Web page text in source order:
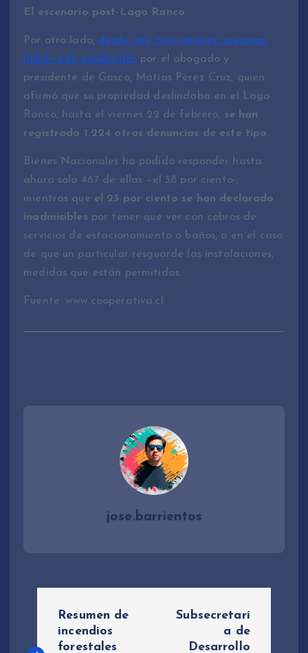
El escenario post-Lago Ranco
Por otro lado, desde que tres mujeres acusaran
haber sido expulsadas por el abogado y
presidente de Gasco, Matías Pérez Cruz, quien
afirmó que su propiedad deslindaba en el Lago
Ranco, hasta el viernes 22 de febrero, se han
registrado 1.224 otras denuncias de este tipo.
Bienes Nacionales ha podido responder hasta
ahora solo 467 de ellas –el 38 por ciento-,
mientras que el 23 por ciento se han declarado
inadmisibles por tener que ver con cobros de
servicios de estacionamiento o baños, o en el caso
de que un particular resguarde las instalaciones,
medidas que están permitidas.
Fuente: www.cooperativa.cl
jose.barrientos
Resumen de
incendios
forestales
Subsecretarí
a de
Desarrollo